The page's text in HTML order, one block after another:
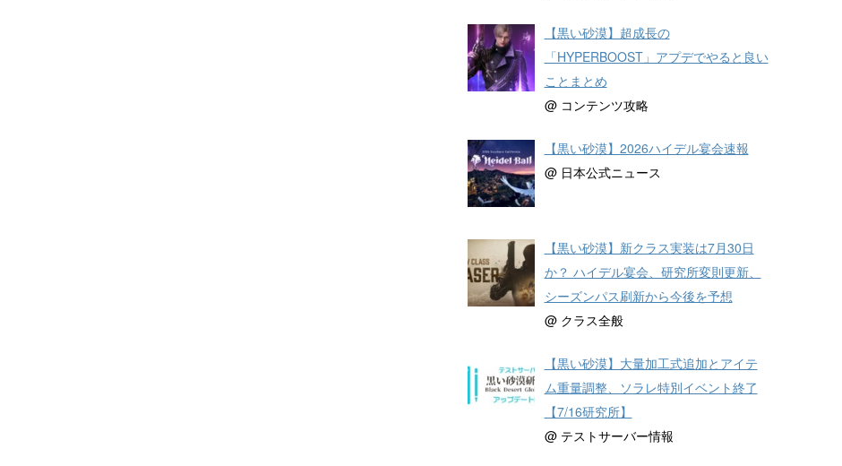
【黒い砂漠】超成長の
「HYPERBOOST」アプデでやると良い
ことまとめ
@ コンテンツ攻略
【黒い砂漠】2026ハイデル宴会速報
@ 日本公式ニュース
【黒い砂漠】新クラス実装は7月30日
か？ ハイデル宴会、研究所変則更新、
シーズンパス刷新から今後を予想
@ クラス全般
【黒い砂漠】大量加工式追加とアイテ
ム重量調整、ソラレ特別イベント終了
【7/16研究所】
@ テストサーバー情報